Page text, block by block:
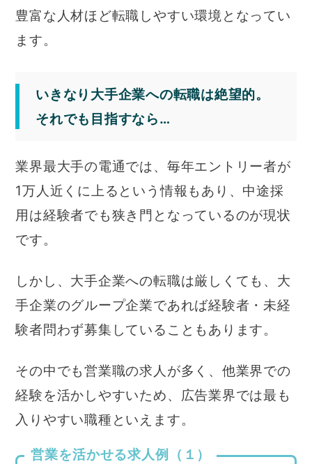
豊富な人材ほど転職しやすい環境となってい
ます。
いきなり大手企業への転職は絶望的。
それでも目指すなら…
業界最大手の電通では、毎年エントリー者が
1万人近くに上るという情報もあり、中途採
用は経験者でも狭き門となっているのが現状
です。
しかし、大手企業への転職は厳しくても、大
手企業のグループ企業であれば経験者・未経
験者問わず募集していることもあります。
その中でも営業職の求人が多く、他業界での
経験を活かしやすいため、広告業界では最も
入りやすい職種といえます。
営業を活かせる求人例（１）